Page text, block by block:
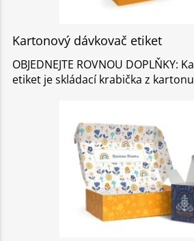
Kartonový dávkovač etiket
OBJEDNEJTE ROVNOU DOPLŇKY:
etiket je skládací krabička z